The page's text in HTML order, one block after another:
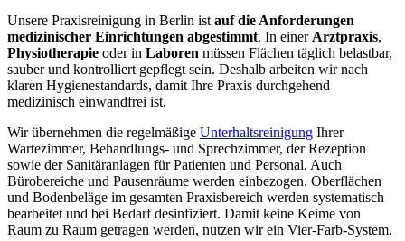
Unsere Praxisreinigung in Berlin ist auf die Anforderungen
medizinischer Einrichtungen abgestimmt. In einer Arztpraxis,
Physiotherapie oder in Laboren müssen Flächen täglich belastbar,
sauber und kontrolliert gepflegt sein. Deshalb arbeiten wir nach
klaren Hygienestandards, damit Ihre Praxis durchgehend
medizinisch einwandfrei ist.
Wir übernehmen die regelmäßige Unterhaltsreinigung Ihrer
Wartezimmer, Behandlungs- und Sprechzimmer, der Rezeption
sowie der Sanitäranlagen für Patienten und Personal. Auch
Bürobereiche und Pausenräume werden einbezogen. Oberflächen
und Bodenbeläge im gesamten Praxisbereich werden systematisch
bearbeitet und bei Bedarf desinfiziert. Damit keine Keime von
Raum zu Raum getragen werden, nutzen wir ein Vier-Farb-System.